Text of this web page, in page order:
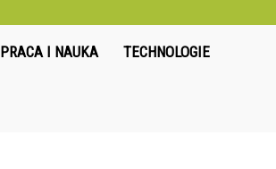
PRACA I NAUKA TECHNOLOGIE